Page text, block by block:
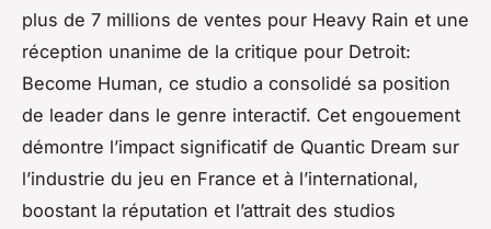
plus de 7 millions de ventes pour Heavy Rain et une
réception unanime de la critique pour Detroit:
Become Human, ce studio a consolidé sa position
de leader dans le genre interactif. Cet engouement
démontre l’impact significatif de Quantic Dream sur
l’industrie du jeu en France et à l’international,
boostant la réputation et l’attrait des studios